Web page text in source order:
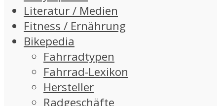
Literatur / Medien
Fitness / Ernährung
Bikepedia
Fahrradtypen
Fahrrad-Lexikon
Hersteller
Radgeschäfte